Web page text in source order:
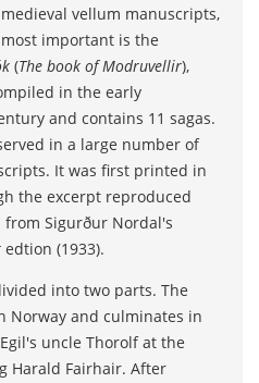
vellum manuscripts,
important is the
(The book of Modruvellir),
in the early
and contains 11 sagas.
in a large number of
It was first printed in
the excerpt reproduced
from Sigurður Nordal's
edtion (1933).
into two parts. The
Norway and culminates in
uncle Thorolf at the
Harald Fairhair. After